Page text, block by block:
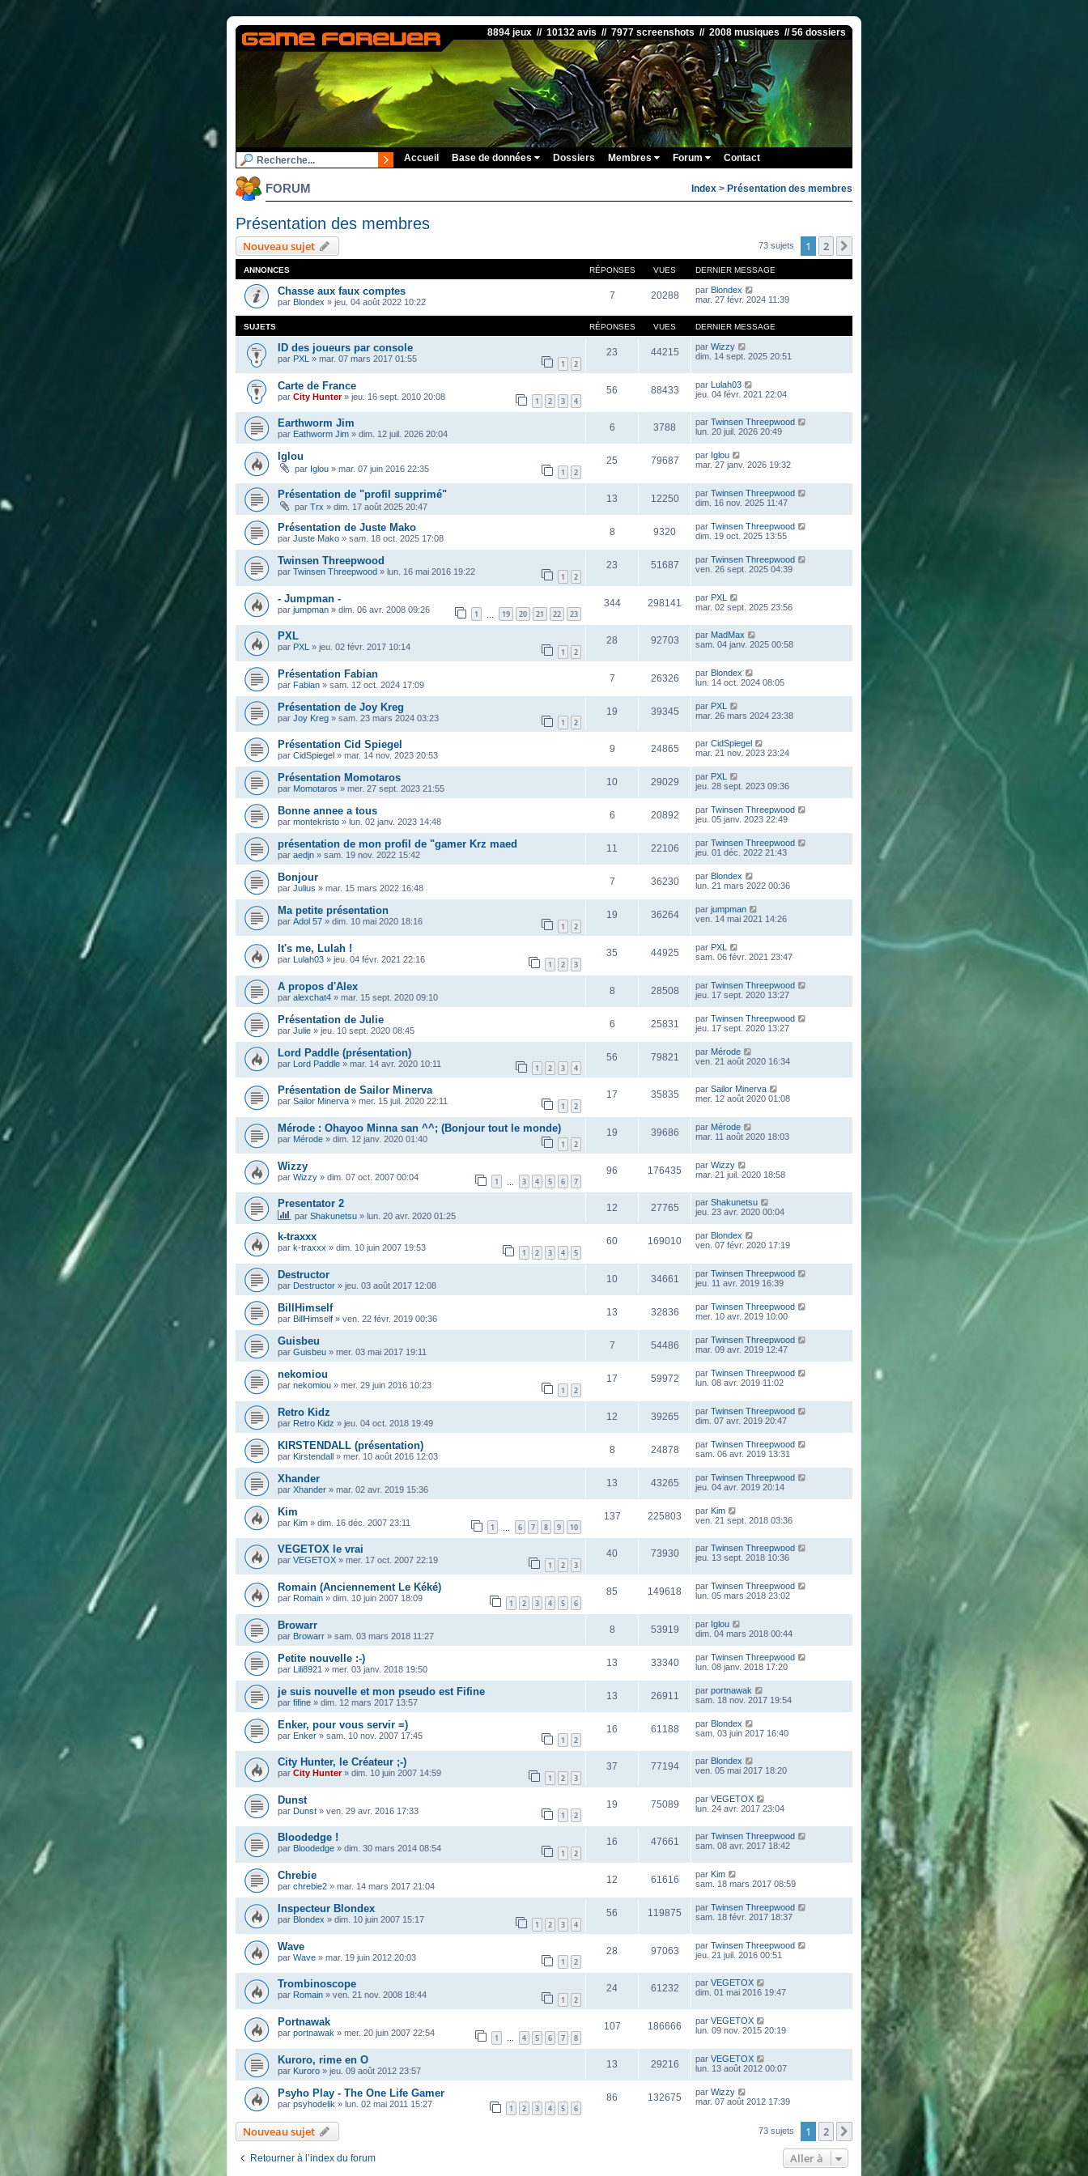
8894 jeux // 10132 avis // 7977 screenshots // 2008 musiques // 56 dossiers
Accueil Base de données Dossiers Membres Forum Contact
FORUM Index > Présentation des membres
Présentation des membres
Nouveau sujet 73 sujets 1 2
ANNONCES RÉPONSES VUES DERNIER MESSAGE
Chasse aux faux comptes
par Blondex » jeu. 04 août 2022 10:22
7 20288 par Blondex
mar. 27 févr. 2024 11:39
SUJETS RÉPONSES VUES DERNIER MESSAGE
ID des joueurs par console
par PXL » mar. 07 mars 2017 01:55 1 2
23 44215 par Wizzy
dim. 14 sept. 2025 20:51
Carte de France
par City Hunter» jeu. 16 sept. 2010 20:08 1 2 3 4
56 88433 par Lulah03
jeu. 04 févr. 2021 22:04
Earthworm Jim
par Eathworm Jim » dim. 12 juil. 2026 20:04
6 3788 par Twinsen Threepwood
lun. 20 juil. 2026 20:49
Iglou
par Iglou » mar. 07 juin 2016 22:35 1 2
25 79687 par Iglou
mar. 27 janv. 2026 19:32
Présentation de "profil supprimé"
par Trx » dim. 17 août 2025 20:47
13 12250 par Twinsen Threepwood
dim. 16 nov. 2025 11:47
Présentation de Juste Mako
par Juste Mako » sam. 18 oct. 2025 17:08
8 9320 par Twinsen Threepwood
dim. 19 oct. 2025 13:55
Twinsen Threepwood
par Twinsen Threepwood » lun. 16 mai 2016 19:22 1 2
23 51687 par Twinsen Threepwood
ven. 26 sept. 2025 04:39
- Jumpman -
par jumpman » dim. 06 avr. 2008 09:26 1 19 20 21 22 23
344 298141 par PXL
mar. 02 sept. 2025 23:56
PXL
par PXL » jeu. 02 févr. 2017 10:14 1 2
28 92703 par MadMax
sam. 04 janv. 2025 00:58
Présentation Fabian
par Fabian » sam. 12 oct. 2024 17:09
7 26326 par Blondex
lun. 14 oct. 2024 08:05
Présentation de Joy Kreg
par Joy Kreg » sam. 23 mars 2024 03:23 1 2
19 39345 par PXL
mar. 26 mars 2024 23:38
Présentation Cid Spiegel
par CidSpiegel » mar. 14 nov. 2023 20:53
9 24865 par CidSpiegel
mar. 21 nov. 2023 23:24
Présentation Momotaros
par Momotaros » mer. 27 sept. 2023 21:55
10 29029 par PXL
jeu. 28 sept. 2023 09:36
Bonne annee a tous
par montekristo » lun. 02 janv. 2023 14:48
6 20892 par Twinsen Threepwood
jeu. 05 janv. 2023 22:49
présentation de mon profil de "gamer Krz maed
par aedjn » sam. 19 nov. 2022 15:42
11 22106 par Twinsen Threepwood
jeu. 01 déc. 2022 21:43
Bonjour
par Julius » mar. 15 mars 2022 16:48
7 36230 par Blondex
lun. 21 mars 2022 00:36
Ma petite présentation
par Adol 57 » dim. 10 mai 2020 18:16 1 2
19 36264 par jumpman
ven. 14 mai 2021 14:26
It's me, Lulah !
par Lulah03 » jeu. 04 févr. 2021 22:16 1 2 3
35 44925 par PXL
sam. 06 févr. 2021 23:47
A propos d'Alex
par alexchat4 » mar. 15 sept. 2020 09:10
8 28508 par Twinsen Threepwood
jeu. 17 sept. 2020 13:27
Présentation de Julie
par Julie » jeu. 10 sept. 2020 08:45
6 25831 par Twinsen Threepwood
jeu. 17 sept. 2020 13:27
Lord Paddle (présentation)
par Lord Paddle » mar. 14 avr. 2020 10:11 1 2 3 4
56 79821 par Mérode
ven. 21 août 2020 16:34
Présentation de Sailor Minerva
par Sailor Minerva » mer. 15 juil. 2020 22:11 1 2
17 35835 par Sailor Minerva
mer. 12 août 2020 01:08
Mérode : Ohayoo Minna san ^^; (Bonjour tout le monde)
par Mérode » dim. 12 janv. 2020 01:40 1 2
19 39686 par Mérode
mar. 11 août 2020 18:03
Wizzy
par Wizzy » dim. 07 oct. 2007 00:04 1 3 4 5 6 7
96 176435 par Wizzy
mar. 21 juil. 2020 18:58
Presentator 2
par Shakunetsu » lun. 20 avr. 2020 01:25
12 27765 par Shakunetsu
jeu. 23 avr. 2020 00:04
k-traxxx
par k-traxxx » dim. 10 juin 2007 19:53 1 2 3 4 5
60 169010 par Blondex
ven. 07 févr. 2020 17:19
Destructor
par Destructor » jeu. 03 août 2017 12:08
10 34661 par Twinsen Threepwood
jeu. 11 avr. 2019 16:39
BillHimself
par BillHimself » ven. 22 févr. 2019 00:36
13 32836 par Twinsen Threepwood
mer. 10 avr. 2019 10:00
Guisbeu
par Guisbeu » mer. 03 mai 2017 19:11
7 54486 par Twinsen Threepwood
mar. 09 avr. 2019 12:47
nekomiou
par nekomiou » mer. 29 juin 2016 10:23 1 2
17 59972 par Twinsen Threepwood
lun. 08 avr. 2019 11:02
Retro Kidz
par Retro Kidz » jeu. 04 oct. 2018 19:49
12 39265 par Twinsen Threepwood
dim. 07 avr. 2019 20:47
KIRSTENDALL (présentation)
par Kirstendall » mer. 10 août 2016 12:03
8 24878 par Twinsen Threepwood
sam. 06 avr. 2019 13:31
Xhander
par Xhander » mar. 02 avr. 2019 15:36
13 43265 par Twinsen Threepwood
jeu. 04 avr. 2019 20:14
Kim
par Kim » dim. 16 déc. 2007 23:11 1 6 7 8 9 10
137 225803 par Kim
ven. 21 sept. 2018 03:36
VEGETOX le vrai
par VEGETOX » mer. 17 oct. 2007 22:19 1 2 3
40 73930 par Twinsen Threepwood
jeu. 13 sept. 2018 10:36
Romain (Anciennement Le Kéké)
par Romain » dim. 10 juin 2007 18:09 1 2 3 4 5 6
85 149618 par Twinsen Threepwood
lun. 05 mars 2018 23:02
Browarr
par Browarr » sam. 03 mars 2018 11:27
8 53919 par Iglou
dim. 04 mars 2018 00:44
Petite nouvelle :-)
par Lili8921 » mer. 03 janv. 2018 19:50
13 33340 par Twinsen Threepwood
lun. 08 janv. 2018 17:20
je suis nouvelle et mon pseudo est Fifine
par fifine » dim. 12 mars 2017 13:57
13 26911 par portnawak
sam. 18 nov. 2017 19:54
Enker, pour vous servir =)
par Enker » sam. 10 nov. 2007 17:45 1 2
16 61188 par Blondex
sam. 03 juin 2017 16:40
City Hunter, le Créateur ;-)
par City Hunter» dim. 10 juin 2007 14:59 1 2 3
37 77194 par Blondex
ven. 05 mai 2017 18:20
Dunst
par Dunst » ven. 29 avr. 2016 17:33 1 2
19 75089 par VEGETOX
lun. 24 avr. 2017 23:04
Bloodedge !
par Bloodedge » dim. 30 mars 2014 08:54 1 2
16 47661 par Twinsen Threepwood
sam. 08 avr. 2017 18:42
Chrebie
par chrebie2 » mar. 14 mars 2017 21:04
12 61616 par Kim
sam. 18 mars 2017 08:59
Inspecteur Blondex
par Blondex » dim. 10 juin 2007 15:17 1 2 3 4
56 119875 par Twinsen Threepwood
sam. 18 févr. 2017 18:37
Wave
par Wave » mar. 19 juin 2012 20:03 1 2
28 97063 par Twinsen Threepwood
jeu. 21 juil. 2016 00:51
Trombinoscope
par Romain » ven. 21 nov. 2008 18:44 1 2
24 61232 par VEGETOX
dim. 01 mai 2016 19:47
Portnawak
par portnawak » mer. 20 juin 2007 22:54 1 … 4 5 6 7 8
107 186666 par VEGETOX
lun. 09 nov. 2015 20:19
Kuroro, rime en O
par Kuroro » jeu. 09 août 2012 23:57
13 29216 par VEGETOX
lun. 13 août 2012 00:07
Psyho Play - The One Life Gamer
par psyhodelik » lun. 02 mai 2011 15:27 1 2 3 4 5 6
86 132675 par Wizzy
mar. 07 août 2012 17:39
Nouveau sujet 73 sujets 1 2 Suivante
Retourner à l’index du forum Aller à